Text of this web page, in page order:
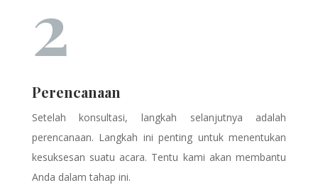
2
Perencanaan
Setelah konsultasi, langkah selanjutnya adalah
perencanaan. Langkah ini penting untuk menentukan
kesuksesan suatu acara. Tentu kami akan membantu
Anda dalam tahap ini.